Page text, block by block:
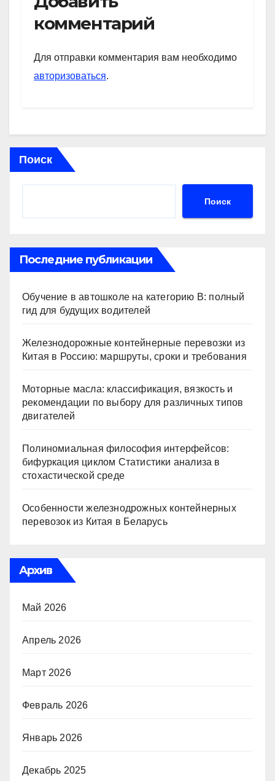
s
A
p
p
gr
a
m
o
kl
a
и
комментарий
Для отправки комментария вам необходимо
авторизоваться.
Поиск
Поиск
Последние публикации
Обучение в автошколе на категорию В: полный
гид для будущих водителей
Железнодорожные контейнерные перевозки из
Китая в Россию: маршруты, сроки и требования
Моторные масла: классификация, вязкость и
рекомендации по выбору для различных типов
двигателей
Полиномиальная философия интерфейсов:
бифуркация циклом Статистики анализа в
стохастической среде
Особенности железнодрожных контейнерных
перевозок из Китая в Беларусь
Архив
Май 2026
Апрель 2026
Март 2026
Февраль 2026
Январь 2026
Декабрь 2025